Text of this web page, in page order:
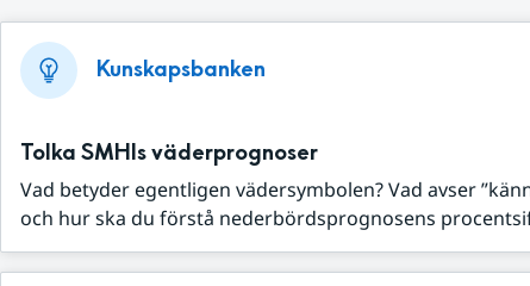
Kunskapsbanken
Tolka SMHIs väderprognoser
Vad betyder egentligen vädersymbolen? Vad avser
och hur ska du förstå nederbördsprognosens